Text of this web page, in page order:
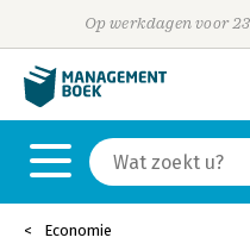
Op werkdagen voor
Economie